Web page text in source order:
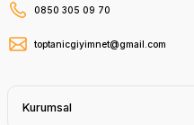
0850 305 09 70
toptanicgiyimnet@gmail.com
Kurumsal